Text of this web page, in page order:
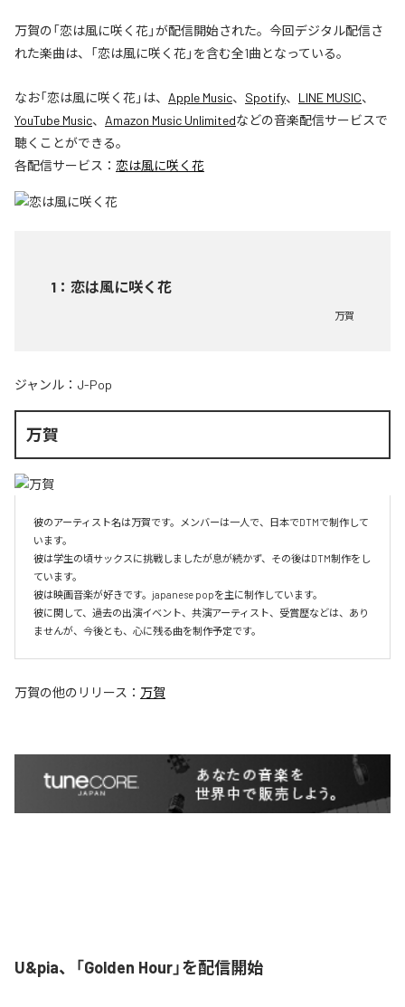
万賀の「恋は風に咲く花」が配信開始された。今回デジタル配信さ
れた楽曲は、「恋は風に咲く花」を含む全1曲となっている。
なお「恋は風に咲く花」は、 Apple Music、 Spotify、 LINE MUSIC、
YouTube Music、 Amazon Music Unlimitedなどの音楽配信サービスで
聴くことができる。
各配信サービス： 恋は風に咲く花
1 ： 恋は風に咲く花
万賀
ジャンル： J-Pop
万賀
彼のアーティスト名は万賀です。メンバーは一人で、日本でDTMで制作して
います。
彼は学生の頃サックスに挑戦しましたが息が続かず、その後はDTM制作をし
ています。
彼は映画音楽が好きです。japanese popを主に制作しています。
彼に関して、過去の出演イベント、共演アーティスト、受賞歴などは、あり
ませんが、今後とも、心に残る曲を制作予定です。
万賀の他のリリース： 万賀
U&pia、「Golden Hour」を配信開始